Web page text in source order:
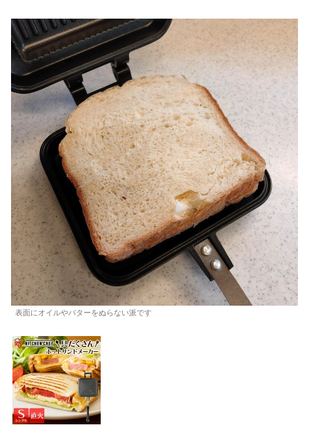
表面にオイルやバターをぬらない派です